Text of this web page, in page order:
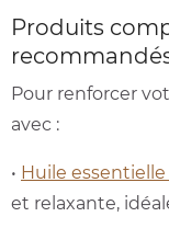
Produits
Pour renforcer
avec :
• Huile
et relaxante,